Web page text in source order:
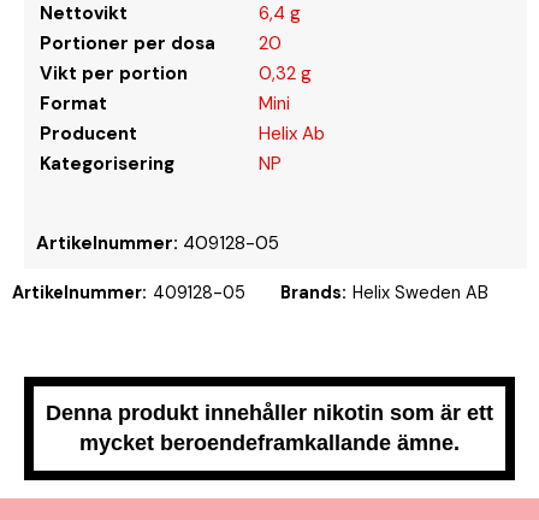
Nettovikt
6,4 g
Portioner per dosa
20
Vikt per portion
0,32 g
Format
Mini
Producent
Helix Ab
Kategorisering
NP
Artikelnummer: 409128-05
Artikelnummer: 409128-05 Brands: Helix Sweden AB
Denna produkt innehåller nikotin som är ett
mycket beroendeframkallande ämne.